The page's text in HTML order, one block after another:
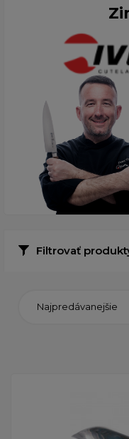
Filtrovať
Najpredávanejšie